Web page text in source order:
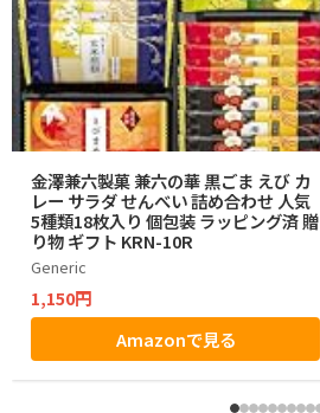
金澤兼六製菓 兼六の華 黒ごま えび カ
レー サラダ せんべい 詰め合わせ 人気
5種類18枚入り 個包装 ラッピング済 贈
り物 ギフト KRN-10R
Generic
1,150円
Amazonで見る